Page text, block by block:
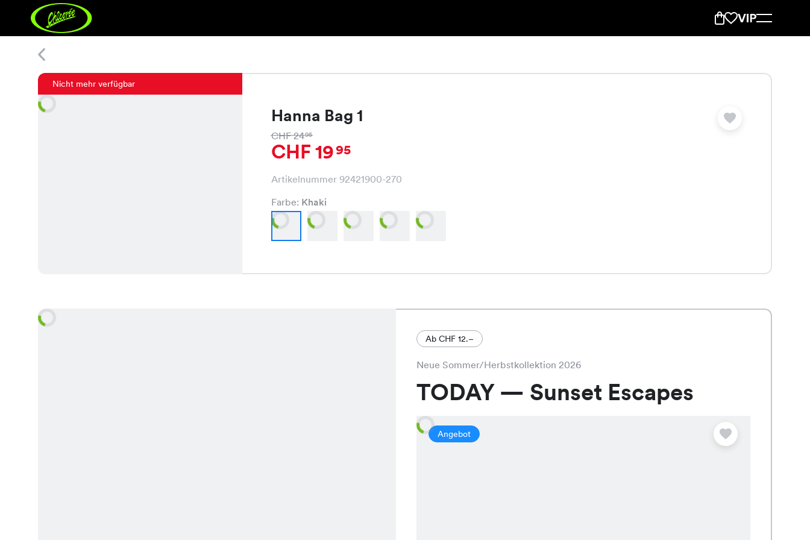
Nicht mehr verfügbar
Hanna Bag 1
CHF 2495
CHF 1995
Artikelnummer 92421900-270
Farbe: Khaki
Ab CHF 12.–
Neue Sommer/Herbstkollektion 2026
TODAY — Sunset Escapes
Angebot